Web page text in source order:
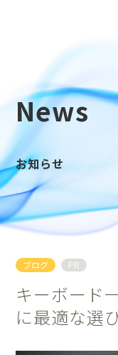
News
お知らせ
ブログ PR
キーボード
に最適な選